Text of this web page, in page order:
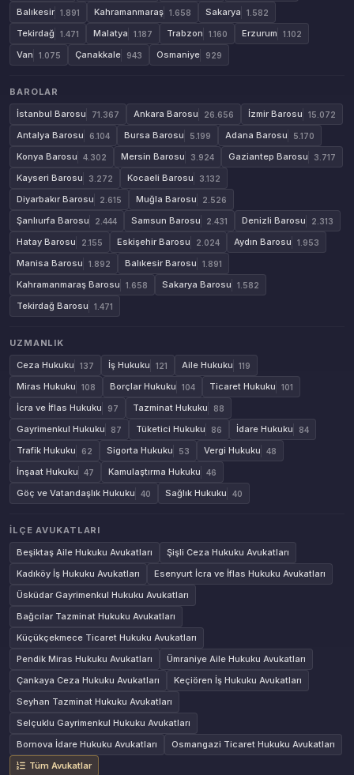
Balıkesir 1.891 Kahramanmaraş 1.658 Sakarya 1.582
Tekirdağ 1.471 Malatya 1.187 Trabzon 1.160 Erzurum 1.102
Van 1.075 Çanakkale 943 Osmaniye 929
BAROLAR
İstanbul Barosu
71.367 Ankara Barosu 26.656 İzmir Barosu 15.072
Antalya Barosu 6.104 Bursa Barosu 5.199 Adana Barosu 5.170
Konya Barosu 4.302 Mersin Barosu 3.924 Gaziantep Barosu 3.717
Kayseri Barosu 3.272 Kocaeli Barosu 3.132
Diyarbakır Barosu 2.615 Muğla Barosu 2.526
Şanlıurfa Barosu 2.444 Samsun Barosu 2.431 Denizli Barosu 2.313
Hatay Barosu 2.155 Eskişehir Barosu 2.024 Aydın Barosu 1.953
Manisa Barosu 1.892 Balıkesir Barosu 1.891
Kahramanmaraş Barosu 1.658 Sakarya Barosu 1.582
Tekirdağ Barosu 1.471
UZMANLIK
Ceza Hukuku
137 İş Hukuku 121 Aile Hukuku 119
Miras Hukuku 108 Borçlar Hukuku 104 Ticaret Hukuku 101
İcra ve İflas Hukuku 97 Tazminat Hukuku 88
Gayrimenkul Hukuku 87 Tüketici Hukuku 86 İdare Hukuku 84
Trafik Hukuku 62 Sigorta Hukuku 53 Vergi Hukuku 48
İnşaat Hukuku 47 Kamulaştırma Hukuku 46
Göç ve Vatandaşlık Hukuku 40 Sağlık Hukuku 40
İLÇE AVUKATLARI
Beşiktaş Aile Hukuku Avukatları
Şişli Ceza Hukuku Avukatları
Kadıköy İş Hukuku Avukatları
Esenyurt İcra ve İflas Hukuku Avukatları
Üsküdar Gayrimenkul Hukuku Avukatları
Bağcılar Tazminat Hukuku Avukatları
Küçükçekmece Ticaret Hukuku Avukatları
Pendik Miras Hukuku Avukatları
Ümraniye Aile Hukuku Avukatları
Çankaya Ceza Hukuku Avukatları
Keçiören İş Hukuku Avukatları
Seyhan Tazminat Hukuku Avukatları
Selçuklu Gayrimenkul Hukuku Avukatları
Bornova İdare Hukuku Avukatları
Osmangazi Ticaret Hukuku Avukatları
Tüm Avukatlar